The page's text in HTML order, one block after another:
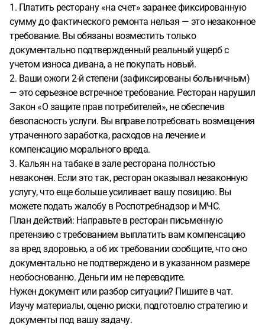
1. Платить ресторану «на счет» заранее фиксированную
сумму до фактического ремонта нельзя — это незаконное
требование. Вы обязаны возместить только
документально подтвержденный реальный ущерб с
учетом износа дивана, а не покупать новый.
2. Ваши ожоги 2-й степени (зафиксированы больничным)
— это серьезное встречное требование. Ресторан нарушил
Закон «О защите прав потребителей», не обеспечив
безопасность услуги. Вы вправе потребовать возмещения
утраченного заработка, расходов на лечение и
компенсацию морального вреда.
3. Кальян на табаке в зале ресторана полностью
незаконен. Если это так, ресторан оказывал незаконную
услугу, что еще больше усиливает вашу позицию. Вы
можете подать жалобу в Роспотребнадзор и МЧС.
План действий: Направьте в ресторан письменную
претензию с требованием выплатить вам компенсацию
за вред здоровью, а об их требовании сообщите, что оно
документально не подтверждено и в указанном размере
необоснованно. Деньги им не переводите.
Нужен документ или разбор ситуации? Пишите в чат.
Изучу материалы, оценю риски, подготовлю стратегию и
документы под вашу задачу.